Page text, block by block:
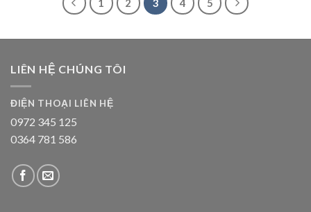
1 2 3 4 5
LIÊN HỆ CHÚNG TÔI
ĐIỆN THOẠI LIÊN HỆ
0972 345 125
0364 781 586